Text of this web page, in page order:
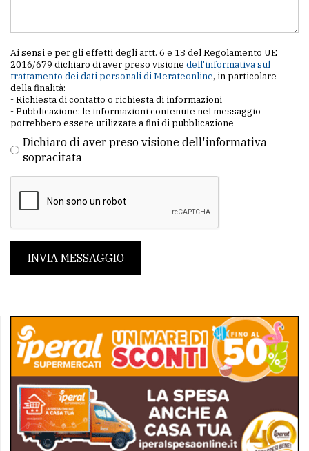
Ai sensi e per gli effetti degli artt. 6 e 13 del Regolamento UE
2016/679 dichiaro di aver preso visione dell'informativa sul
trattamento dei dati personali di Merateonline, in particolare
della finalità:
- Richiesta di contatto o richiesta di informazioni
- Pubblicazione: le informazioni contenute nel messaggio
potrebbero essere utilizzate a fini di pubblicazione
Dichiaro di aver preso visione dell'informativa
sopracitata
INVIA MESSAGGIO